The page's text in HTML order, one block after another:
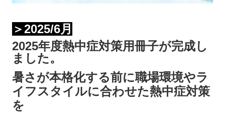
＞2025/6月
2025年度熱中症対策用冊子が完成し
ました。
暑さが本格化する前に職場環境やラ
イフスタイルに合わせた熱中症対策
を